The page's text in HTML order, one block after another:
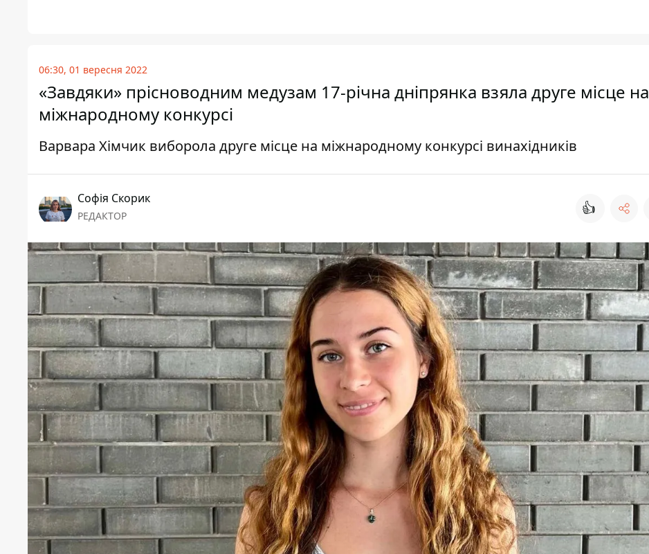
06:30, 01 вересня 2022
«Завдяки» прісноводним медузам 17-річна дніпрянка взяла друге місце на
міжнародному конкурсі
Варвара Хімчик виборола друге місце на міжнародному конкурсі винахідників
Софія Скорик
РЕДАКТОР 👍